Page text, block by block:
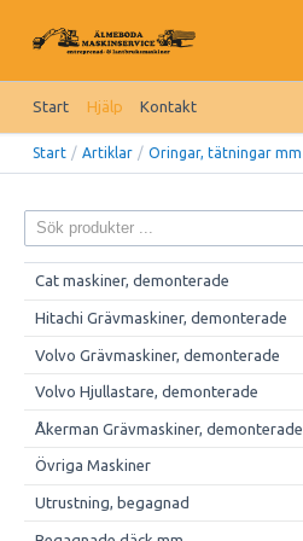
Start Hjälp Kontakt
Start / Artiklar / Oringar, tätningar mm
Cat maskiner, demonterade
Hitachi Grävmaskiner, demonterade
Volvo Grävmaskiner, demonterade
Volvo Hjullastare, demonterade
Åkerman Grävmaskiner, demonterade
Övriga Maskiner
Utrustning, begagnad